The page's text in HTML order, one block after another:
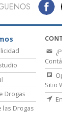
Drogas
las Drogas
Sitio